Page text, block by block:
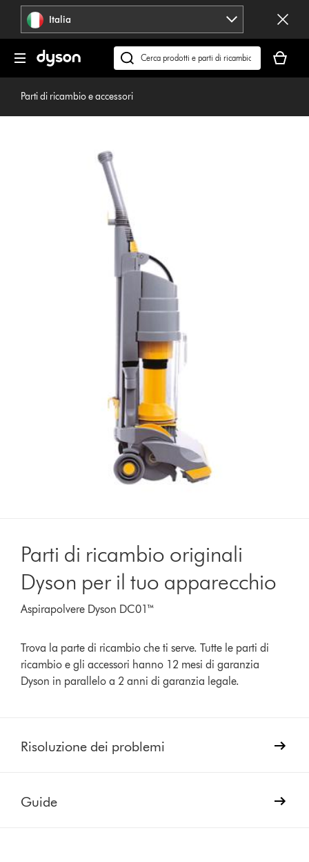
navigazione Italia
Cerca
su
dyson.it
carrello
è
Parti di ricambio e accessori
Parti di ricambio originali
Dyson per il tuo apparecchio
Aspirapolvere Dyson DC01™
Trova la parte di ricambio che ti serve. Tutte le parti di
ricambio e gli accessori hanno 12 mesi di garanzia
Dyson in parallelo a 2 anni di garanzia legale.
Risoluzione dei problemi
Guide